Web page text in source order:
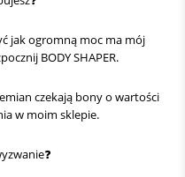
jak ogromną moc ma mój
BODY SHAPER.
czekają bony o wartości
w moim sklepie.